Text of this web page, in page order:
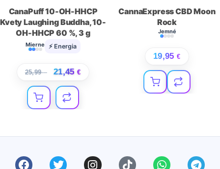
CanaPuff 10-OH-HHCP
Kvety Laughing Buddha, 10-
OH-HHCP 60 %, 3 g
Mierne ⚡ Energia
25,99€ 21,45 €
CannaExpress CBD Moon
Rock
Jemné
19,95 €